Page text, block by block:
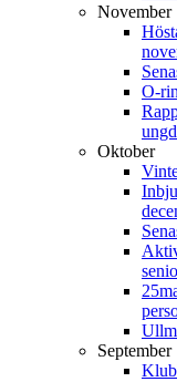
November
O-
Oktober
September